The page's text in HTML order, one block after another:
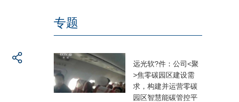
专题
远光软?件：公司<聚
>焦零碳园区建设需
求，构建并运营零碳
园区智慧能碳管控平